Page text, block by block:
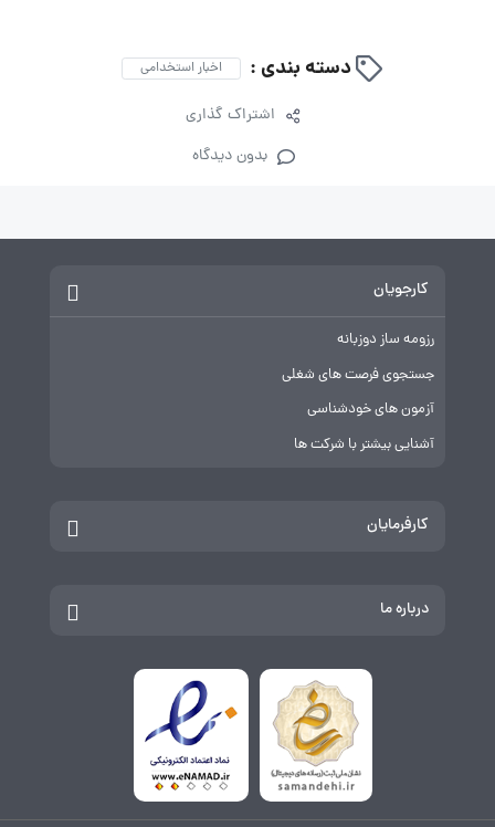
دسته بندی : اخبار استخدامی
اشتراک گذاری
بدون دیدگاه
کارجویان
رزومه ساز دوزبانه
جستجوی فرصت های شغلی
آزمون های خودشناسی
آشنایی بیشتر با شرکت ها
کارفرمایان
درباره ما